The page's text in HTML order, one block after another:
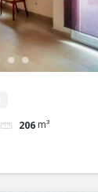
206m³